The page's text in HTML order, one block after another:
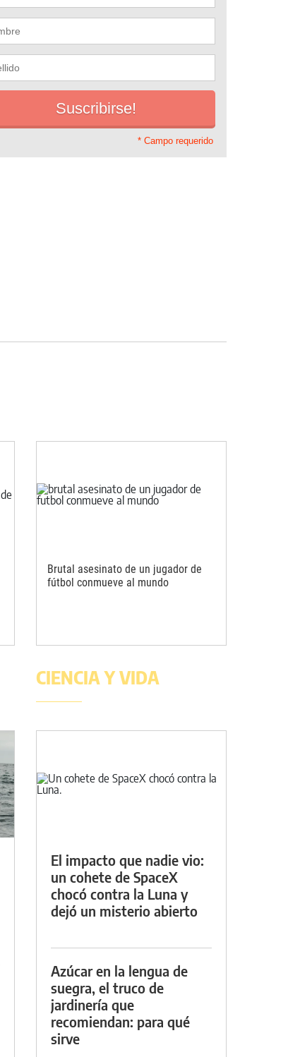
* Campo requerido
Brutal asesinato de un jugador de
fútbol conmueve al mundo
CIENCIA Y VIDA
El impacto que nadie vio:
un cohete de SpaceX
chocó contra la Luna y
dejó un misterio abierto
Azúcar en la lengua de
suegra, el truco de
jardinería que
recomiendan: para qué
sirve